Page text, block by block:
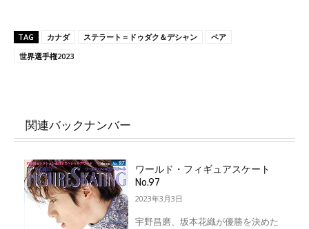
TAG カナダ ステラート＝ドゥダク＆デシャン
ペア
世界選手権2023
関連バックナンバー
ワールド・フィギュアスケート
No.97
2023年3月3日
宇野昌磨、坂本花織が優勝を決めた